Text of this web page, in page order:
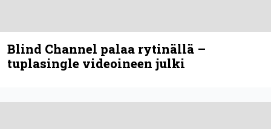
Blind Channel palaa rytinällä –
tuplasingle videoineen julki